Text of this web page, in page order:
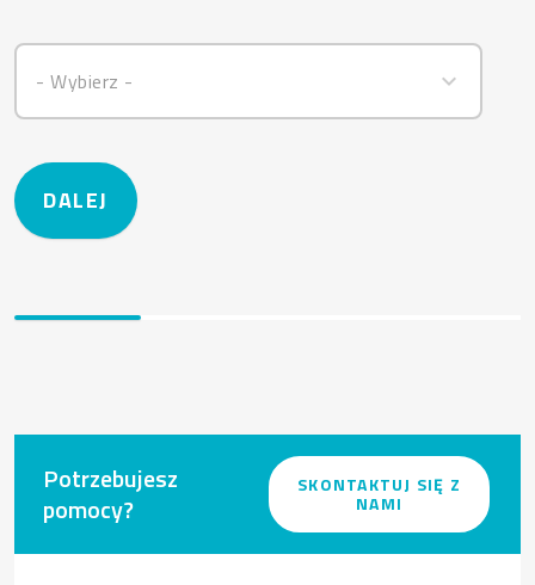
- Wybierz -
Potrzebujesz
pomocy?
SKONTAKTUJ SIĘ Z
NAMI